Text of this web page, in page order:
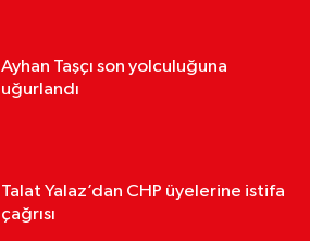
Ayhan Taşçı son yolculuğuna
uğurlandı
Talat Yalaz’dan CHP üyelerine istifa
çağrısı